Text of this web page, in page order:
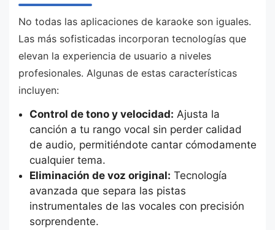
No todas las aplicaciones de karaoke son iguales.
Las más sofisticadas incorporan tecnologías que
elevan la experiencia de usuario a niveles
profesionales. Algunas de estas características
incluyen:
Control de tono y velocidad: Ajusta la
canción a tu rango vocal sin perder calidad
de audio, permitiéndote cantar cómodamente
cualquier tema.
Eliminación de voz original: Tecnología
avanzada que separa las pistas
instrumentales de las vocales con precisión
sorprendente.